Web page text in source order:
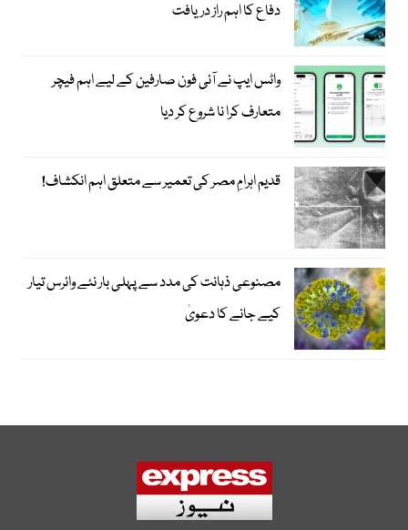
دفاع کا اہم راز دریافت
واٹس ایپ نے آئی فون صارفین کے لیے اہم فیچر
متعارف کرا نا شروع کر دیا
قدیم اہرامِ مصر کی تعمیر سے متعلق اہم انکشاف!
مصنوعی ذہانت کی مدد سے پہلی بار نئے وائرس تیار
کیے جانے کا دعویٰ